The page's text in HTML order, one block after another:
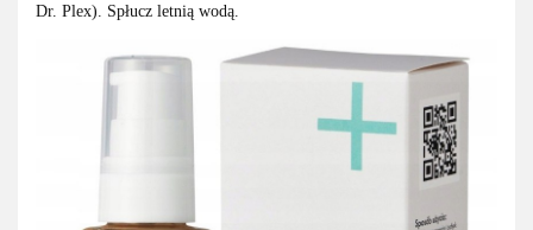
Dr. Plex). Spłucz letnią wodą.